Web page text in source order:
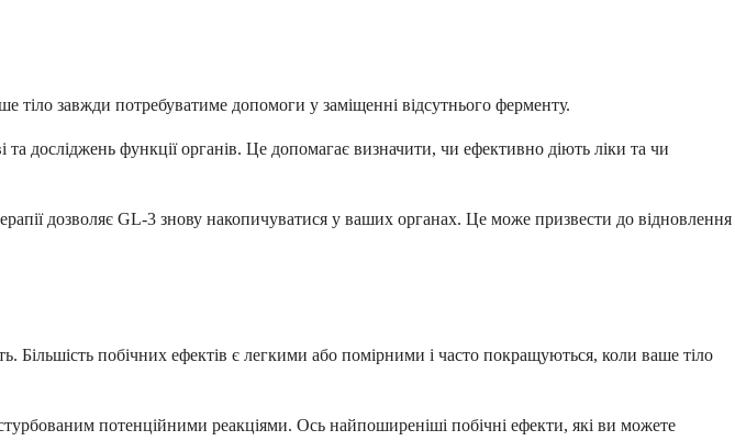
тіло завжди потребуватиме допомоги у заміщенні відсутнього ферменту.
досліджень функції органів. Це допомагає визначити, чи ефективно діють ліки та чи
дозволяє GL-3 знову накопичуватися у ваших органах. Це може призвести до відновлення
Більшість побічних ефектів є легкими або помірними і часто покращуються, коли ваше тіло
потенційними реакціями. Ось найпоширеніші побічні ефекти, які ви можете